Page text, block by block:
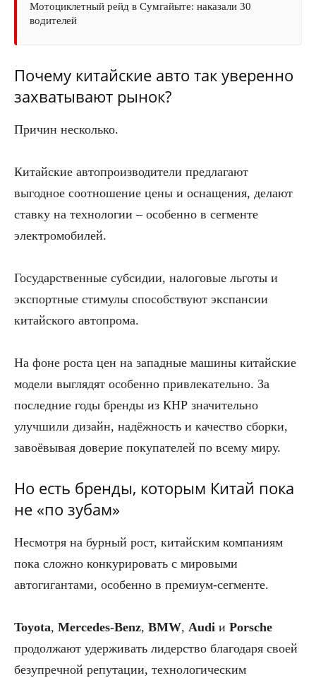
Мотоциклетный рейд в Сумгайыте: наказали 30
водителей
Почему китайские авто так уверенно
захватывают рынок?
Причин несколько.
Китайские автопроизводители предлагают
выгодное соотношение цены и оснащения, делают
ставку на технологии – особенно в сегменте
электромобилей.
Государственные субсидии, налоговые льготы и
экспортные стимулы способствуют экспансии
китайского автопрома.
На фоне роста цен на западные машины китайские
модели выглядят особенно привлекательно. За
последние годы бренды из КНР значительно
улучшили дизайн, надёжность и качество сборки,
завоёвывая доверие покупателей по всему миру.
Но есть бренды, которым Китай пока
не «по зубам»
Несмотря на бурный рост, китайским компаниям
пока сложно конкурировать с мировыми
автогигантами, особенно в премиум-сегменте.
Toyota, Mercedes-Benz, BMW, Audi и Porsche
продолжают удерживать лидерство благодаря своей
безупречной репутации, технологическим